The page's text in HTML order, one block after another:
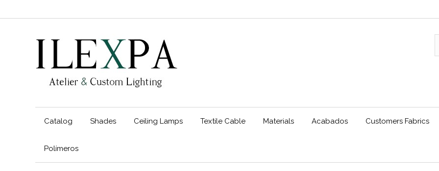
Catalog Shades Ceiling Lamps Textile Cable Materials Acabados Customers Fabrics
Polímeros